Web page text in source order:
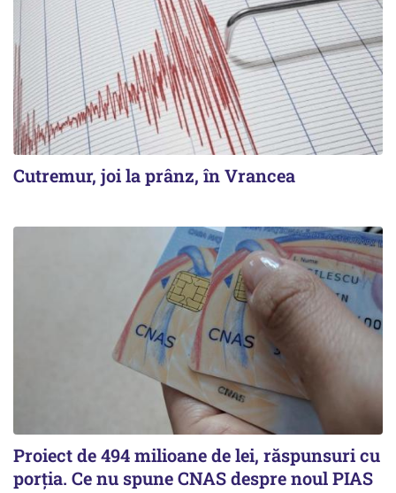
Cutremur, joi la prânz, în Vrancea
Proiect de 494 milioane de lei, răspunsuri cu
porția. Ce nu spune CNAS despre noul PIAS